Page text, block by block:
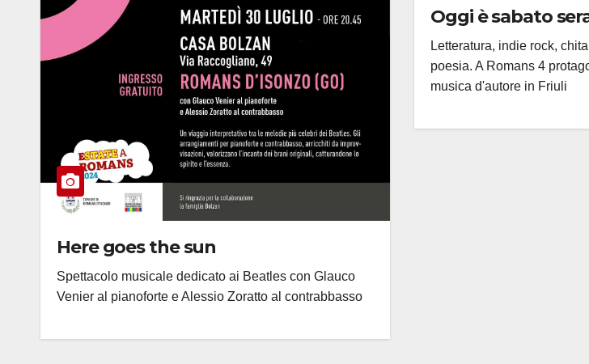
Here goes the sun
Spettacolo musicale dedicato ai Beatles con Glauco
Venier al pianoforte e Alessio Zoratto al contrabbasso
Oggi è sabato
Letteratura, indie rock,
poesia. A Romans 4
musica d'autore in Friuli